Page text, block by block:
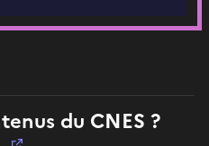
du CNES ?